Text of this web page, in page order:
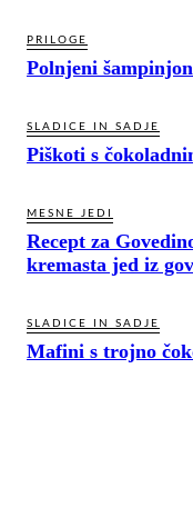
PRILOGE
Polnjeni
SLADICE IN SADJE
Piškoti s
MESNE JEDI
Recept za
kremasta jed iz
SLADICE IN SADJE
Mafini s trojno